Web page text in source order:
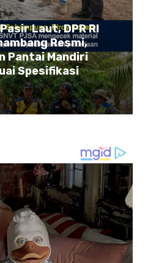
Laut, DPR RI
Resmi,
Pantai Mandiri
Spesifikasi